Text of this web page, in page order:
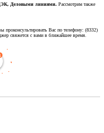
Деловыми линиями. Рассмотрим также
проконсультировать Вас по телефону: (8332)
свяжется с вами в ближайшее время.